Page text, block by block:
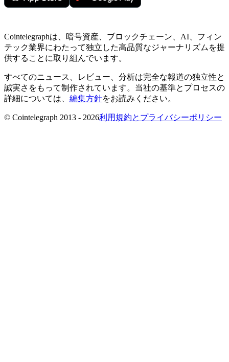
Cointelegraphは、暗号資産、ブロックチェーン、AI、フィン
テック業界にわたって独立した高品質なジャーナリズムを提
供することに取り組んでいます。
すべてのニュース、レビュー、分析は完全な報道の独立性と
誠実さをもって制作されています。当社の基準とプロセスの
詳細については、 編集方針をお読みください。
© Cointelegraph 2013 - 2026利用規約とプライバシーポリシー